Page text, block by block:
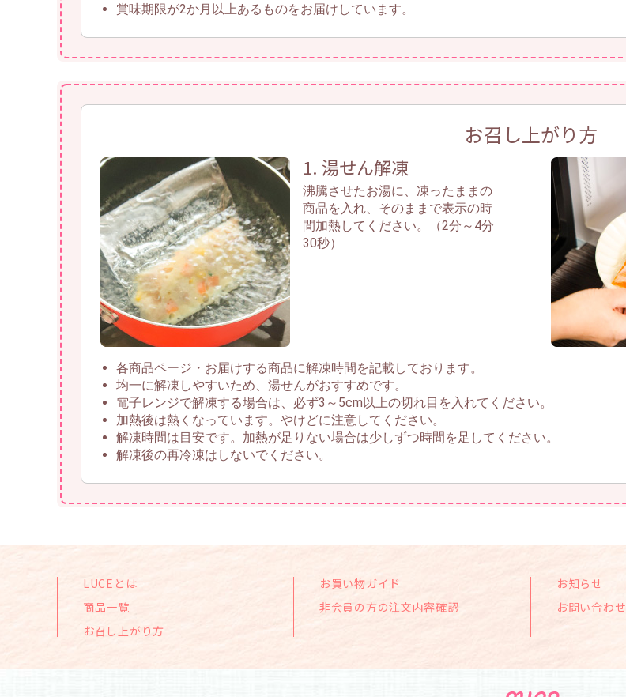
賞味期限が2か月以上あるものをお届けしています。
お召し上がり方
1. 湯せん解凍
沸騰させたお湯に、凍ったままの
商品を入れ、そのままで表示の時
間加熱してください。（2分～4分
30秒）
各商品ページ・お届けする商品に解凍時間を記載しております。
均一に解凍しやすいため、湯せんがおすすめです。
電子レンジで解凍する場合は、必ず3～5cm以上の切れ目を入れてください。
加熱後は熱くなっています。やけどに注意してください。
解凍時間は目安です。加熱が足りない場合は少しずつ時間を足してください。
解凍後の再冷凍はしないでください。
LUCEとは
商品一覧
お召し上がり方
お買い物ガイド
非会員の方の注文内容確認
お知らせ
お問い合わせ